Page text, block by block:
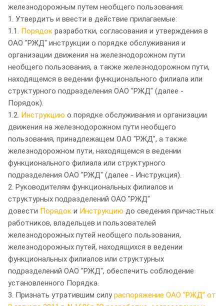
железнодорожным путем необщего пользования:
1. Утвердить и ввести в действие прилагаемые:
1.1. Порядок разработки, согласования и утверждения в
ОАО "РЖД" инструкции о порядке обслуживания и
организации движения на железнодорожном пути
необщего пользования, а также железнодорожном пути,
находящемся в ведении функционального филиала или
структурного подразделения ОАО "РЖД" (далее -
Порядок).
1.2. Инструкцию о порядке обслуживания и организации
движения на железнодорожном пути необщего
пользования, принадлежащем ОАО "РЖД", а также
железнодорожном пути, находящемся в ведении
функционального филиала или структурного
подразделения ОАО "РЖД" (далее - Инструкция).
2. Руководителям функциональных филиалов и
структурных подразделений ОАО "РЖД"
довести Порядок и Инструкцию до сведения причастных
работников, владельцев и пользователей
железнодорожных путей необщего пользования,
железнодорожных путей, находящихся в ведении
функциональных филиалов или структурных
подразделений ОАО "РЖД", обеспечить соблюдение
установленного Порядка.
3. Признать утратившим силураспоряжение ОАО "РЖД" от